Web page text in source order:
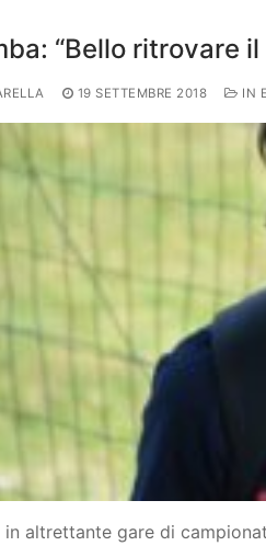
“Bello ritrovare il
19 SETTEMBRE 2018 IN
in altrettante gare di